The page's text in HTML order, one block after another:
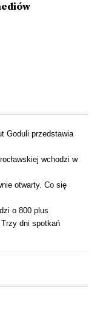
Goduli przedstawia
wchodzi w
otwarty. Co się
o 800 plus
dni spotkań